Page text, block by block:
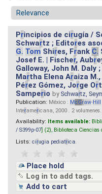
Principios de cirugía /
Schwartz ; Editores
G. Tom Shires, Frank C.
Josef E. | Fischer, Aubr
Galloway, John M. Daly
Martha Elena Araiza
Pérez Gómez, Jorge Or
Samperio by Schwartz,
Publication: México : McGraw-Hill
Interamericana, 2000 . 2
Availability: Items available:
/ S399p-07 ] (2), Biblioteca Ciencias
Lists: cirugia pediatrica
Place hold
Log in to add tags.
Add to cart